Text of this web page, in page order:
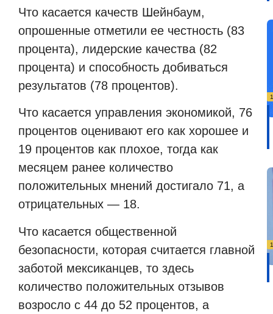
Что касается качеств Шейнбаум,
опрошенные отметили ее честность (83
процента), лидерские качества (82
процента) и способность добиваться
результатов (78 процентов).
Что касается управления экономикой, 76
процентов оценивают его как хорошее и
19 процентов как плохое, тогда как
месяцем ранее количество
положительных мнений достигало 71, а
отрицательных — 18.
Что касается общественной
безопасности, которая считается главной
заботой мексиканцев, то здесь
количество положительных отзывов
возросло с 44 до 52 процентов, а